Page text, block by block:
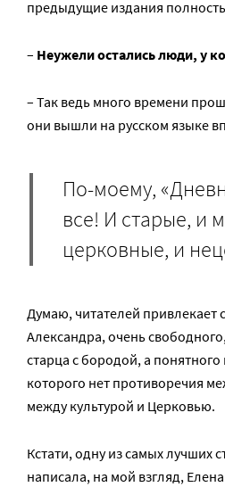
предыдущие издания
– Неужели остались люди, у ко
– Так ведь много времени
они вышли на русском языке
По-моему,
все! И старые, и
церковные, и
Думаю, читателей привлекает
Александра, очень
старца с бородой, а
которого нет противоречия
между культурой и Церковью.
Кстати, одну из самых лучших
написала, на мой взгляд,